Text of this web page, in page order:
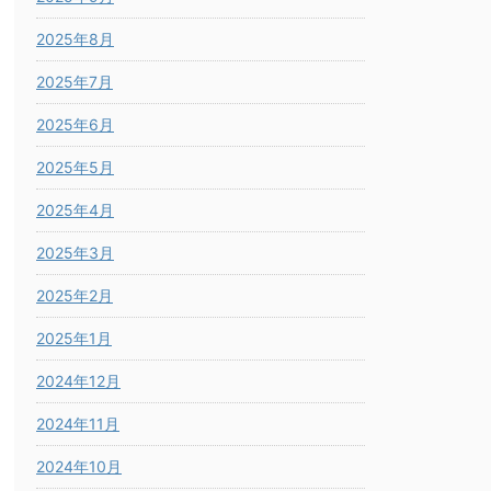
2025年8月
2025年7月
2025年6月
2025年5月
2025年4月
2025年3月
2025年2月
2025年1月
2024年12月
2024年11月
2024年10月